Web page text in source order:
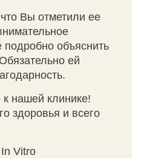
Вы отметили ее
объяснить
ей
нашей клинике!
здоровья и всего
Vitro